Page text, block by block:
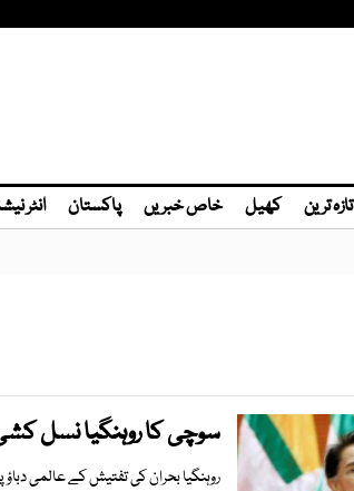
تازہ ترین کھیل خاص خبریں پاکستان انٹر
سوچی کا روہنگیا نسل
روہنگیا بحران کی تفتیش کے عالمی